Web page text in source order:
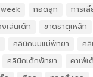
กอดลูก
การเ
เล่นเด็ก ขาดธาตุเหล็ก
คลินิกนมแม่พัทยา
คลิ
คลินิกเด็กพัทยา
คาเฟ่เ